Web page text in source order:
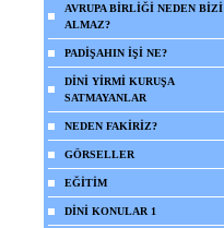
AVRUPA BİRLİĞİ NEDEN BİZİ
ALMAZ?
PADİŞAHIN İŞİ NE?
DİNİ YİRMİ KURUŞA
SATMAYANLAR
NEDEN FAKİRİZ?
GÖRSELLER
EĞİTİM
DİNİ KONULAR 1